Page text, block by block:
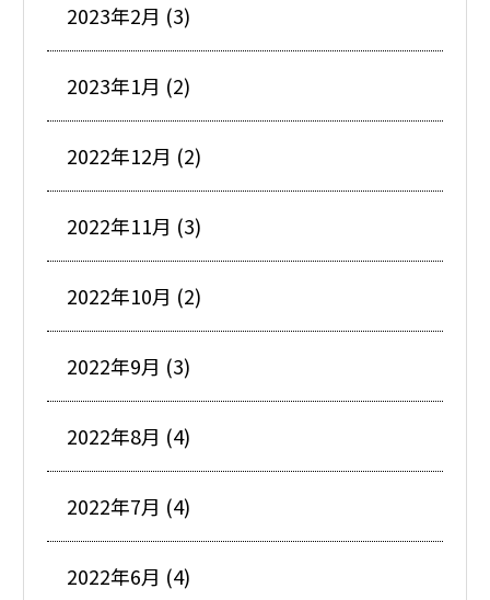
2023年2月 (3)
2023年1月 (2)
2022年12月 (2)
2022年11月 (3)
2022年10月 (2)
2022年9月 (3)
2022年8月 (4)
2022年7月 (4)
2022年6月 (4)